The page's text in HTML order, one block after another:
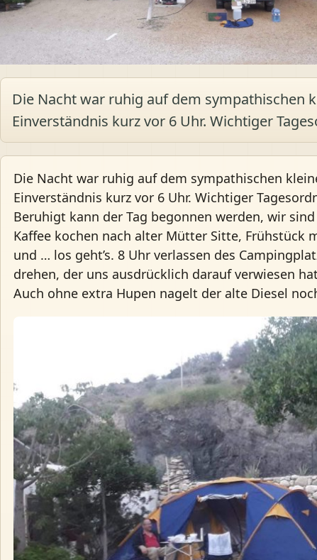
Die Nacht war ruhig auf dem sympathischen
Einverständnis kurz vor 6 Uhr. Wichtiger
Die Nacht war ruhig auf dem sympathischen
Einverständnis kurz vor 6 Uhr. Wichtiger
Beruhigt kann der Tag begonnen werden, wir
Kaffee kochen nach alter Mütter Sitte, Frühstück
und … los geht’s. 8 Uhr verlassen des
drehen, der uns ausdrücklich darauf verwiesen
Auch ohne extra Hupen nagelt der alte Diesel